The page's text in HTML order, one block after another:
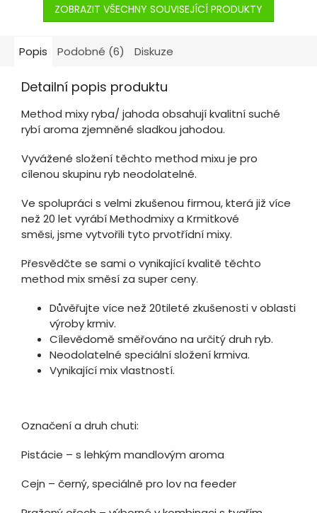
ZOBRAZIT VŠECHNY SOUVISEJÍCÍ PRODUKTY
Popis Podobné (6) Diskuze
Detailní popis produktu
Method mixy ryba/ jahoda obsahují kvalitní suché
rybí aroma zjemněné sladkou jahodou.
Vyvážené složení těchto method mixu je pro
cílenou skupinu ryb neodolatelné.
Ve spolupráci s velmi zkušenou firmou, která již více
než 20 let vyrábí Methodmixy a Krmitkové
směsi, jsme vytvořili tyto prvotřídní mixy.
Přesvědčte se sami o vynikající kvalitě těchto
method mix směsí za super ceny.
Důvěřujte více než 20tileté zkušenosti v oblasti
výroby krmiv.
Cílevědomě směřováno na určitý druh ryb.
Neodolatelné speciální složení krmiva.
Vynikající mix vlastností.
Označení a druh chuti:
Pistácie – s lehkým mandlovým aroma
Cejn – černý, speciálně pro lov na feeder